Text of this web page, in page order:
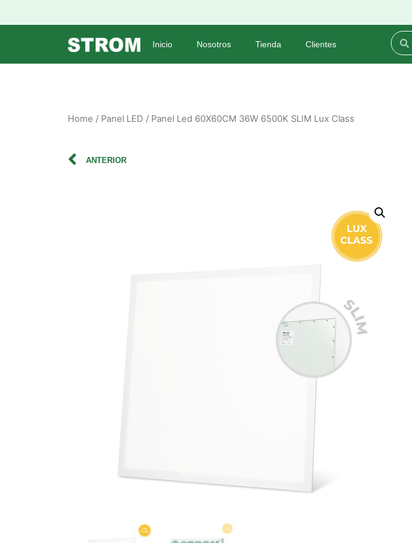
Inicio Nosotros Tienda Clientes
Home / Panel LED / Panel Led 60X60CM 36W 6500K SLIM Lux Class
ANTERIOR